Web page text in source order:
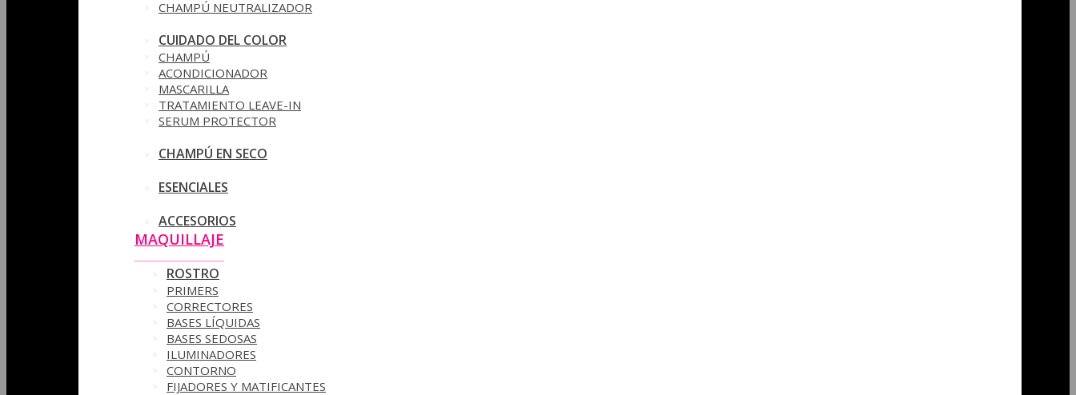
CHAMPÚ NEUTRALIZADOR
CUIDADO DEL COLOR
CHAMPÚ
ACONDICIONADOR
MASCARILLA
TRATAMIENTO LEAVE-IN
SERUM PROTECTOR
CHAMPÚ EN SECO
ESENCIALES
ACCESORIOS
MAQUILLAJE
ROSTRO
PRIMERS
CORRECTORES
BASES LÍQUIDAS
BASES SEDOSAS
ILUMINADORES
CONTORNO
FIJADORES Y MATIFICANTES